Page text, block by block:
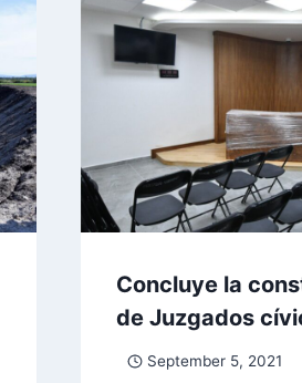
Concluye la
de Juzgados
September 5, 2021